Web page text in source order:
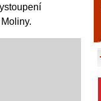
jak pro pravidelné